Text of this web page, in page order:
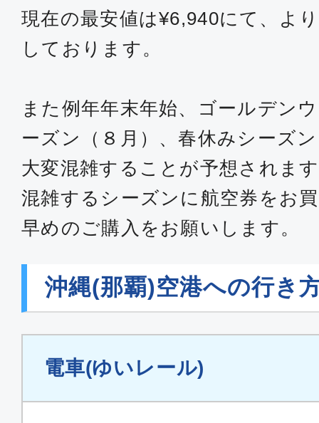
現在の最安値は¥6,940にて、よ
しております。
また例年年末年始、ゴールデン
ーズン（８月）、春休みシーズ
大変混雑することが予想されま
混雑するシーズンに航空券をお
早めのご購入をお願いします。
沖縄(那覇)空港への行き
電車(ゆいレール)